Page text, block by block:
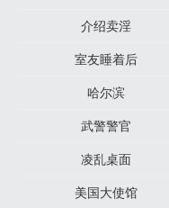
介绍卖淫
室友睡着后
哈尔滨
武警警官
凌乱桌面
美国大使馆